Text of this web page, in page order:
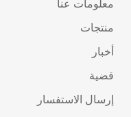
معلومات عنا
منتجات
أخبار
قضية
إرسال الاستفسار